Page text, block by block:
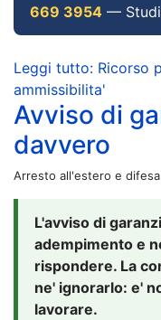
669 3954 —
Leggi tutto: Ricorso
ammissibilita'
Avviso di
davvero
Arresto all'estero e
L'avviso di
adempimento e
rispondere. La
ne' ignorarlo: e'
lavorare.